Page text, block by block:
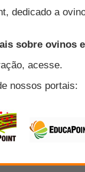
de ovinos e
impraticável e,
importantes
parasitárias
importante feira do
vêm
de atrito com